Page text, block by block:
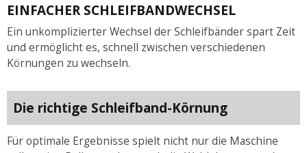
EINFACHER SCHLEIFBANDWECHSEL
Ein unkomplizierter Wechsel der Schleifbänder spart Zeit
und ermöglicht es, schnell zwischen verschiedenen
Körnungen zu wechseln.
Die richtige Schleifband-Körnung
Für optimale Ergebnisse spielt nicht nur die Maschine